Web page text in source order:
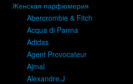
Женская парфюмерия
Abercrombie & Fitch
Acqua di Parma
Adidas
Agent Provocateur
Ajmal
Alexandre.J